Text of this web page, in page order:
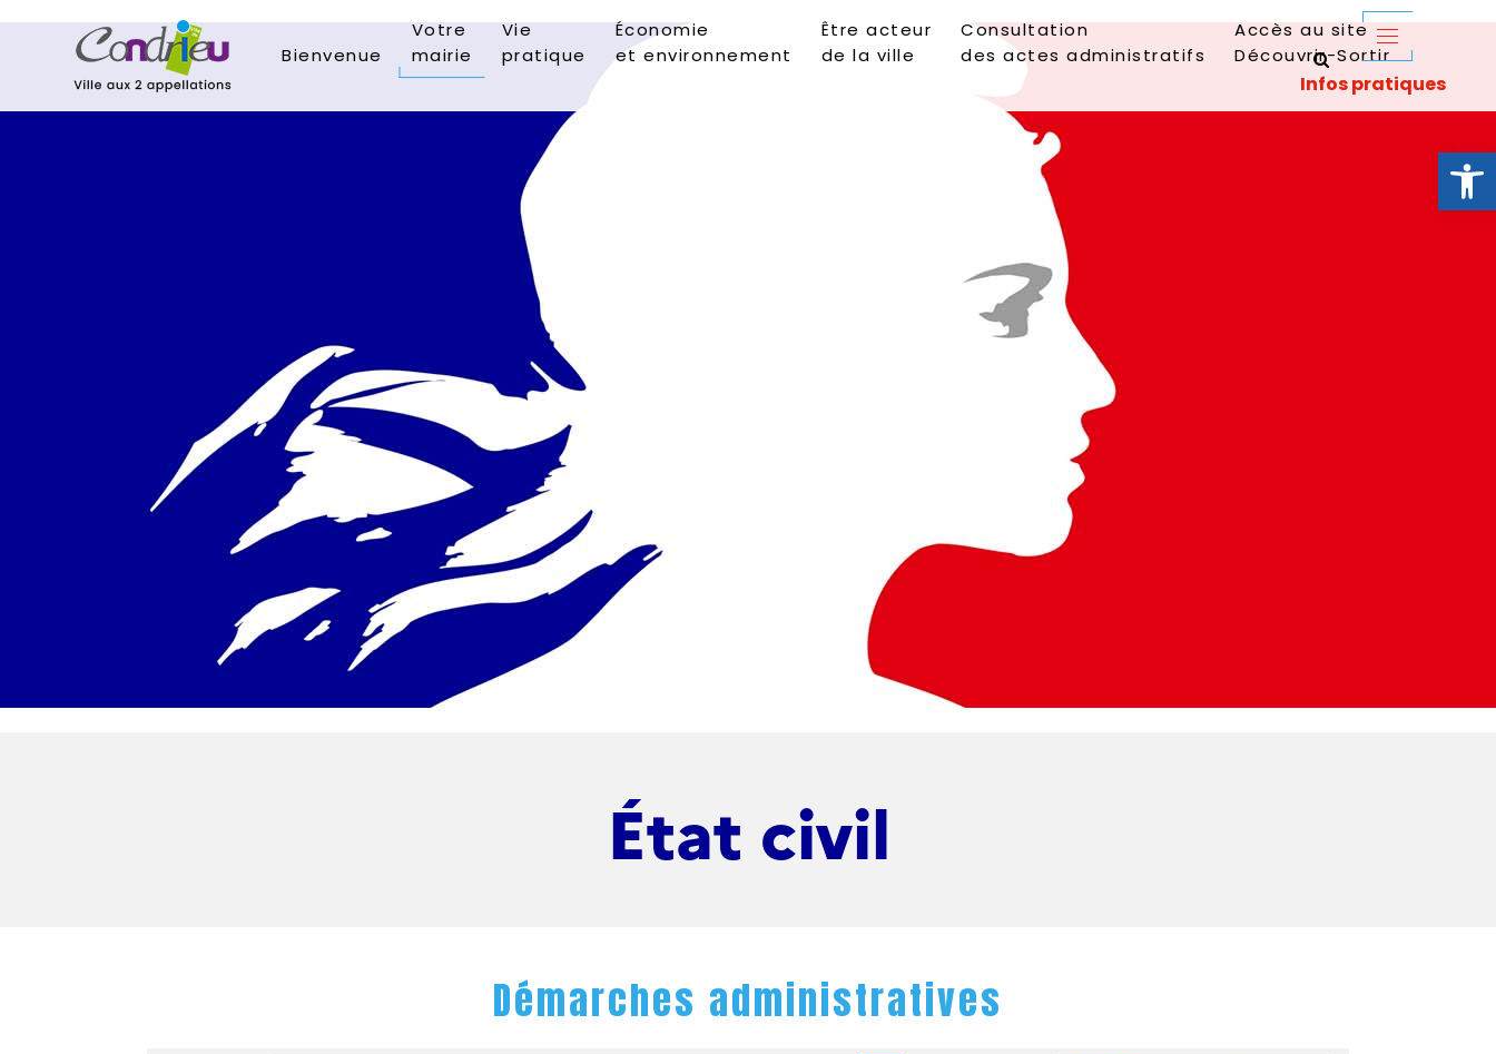
Ouvrir
Bienvenue
Votre
mairie
Vie
pratique
Économie
et environnement
Être acteur
de la ville
Consultation
des actes administratifs
Accès au site
Découvrir-Sortir
État civil
Démarches administratives